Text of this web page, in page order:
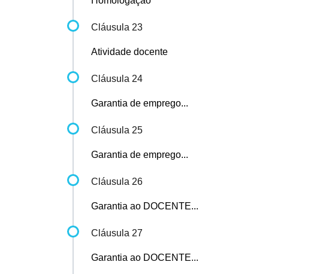
Cláusula 23
Atividade docente
Cláusula 24
Garantia de emprego...
Cláusula 25
Garantia de emprego...
Cláusula 26
Garantia ao DOCENTE...
Cláusula 27
Garantia ao DOCENTE...